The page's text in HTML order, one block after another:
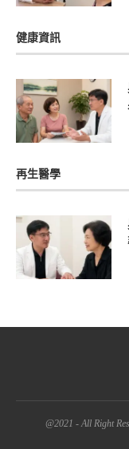
健康資訊
再生醫學
@2021 - All Right